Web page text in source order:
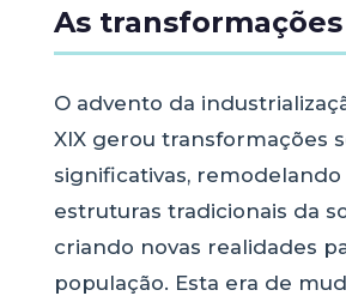
As
O advento da
XIX gerou transformações
significativas, remodelando
estruturas tradicionais da
criando novas realidades
população. Esta era de